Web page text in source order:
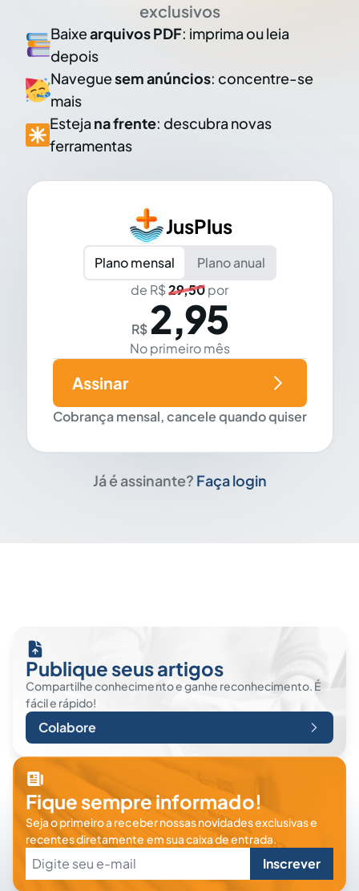
exclusivos
Baixearquivos PDF: imprima ou leia
depois
Naveguesem anúncios: concentre-se
mais
Esteja na frente: descubra novas
ferramentas
JusPlus
Plano mensal
Plano anual
de R$29,50por
R$ 2,95
No primeiro mês
Cobrança mensal, cancele quando quiser
Assinar
Já é assinante? Faça login
Publique seus artigos
Compartilhe conhecimento e ganhe reconhecimento. É
fácil e rápido!
Colabore
Fique sempre informado!
Seja o primeiro a receber nossas novidades exclusivas e
recentes diretamente em sua caixa de entrada.
Inscrever